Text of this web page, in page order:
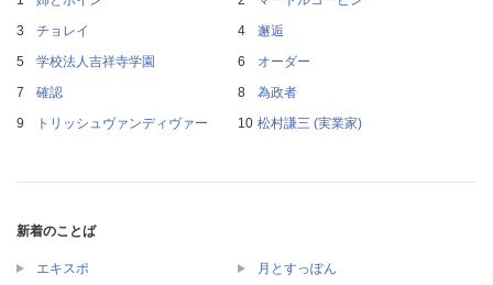
チョレイ
邂逅
学校法人吉祥寺学園
オーダー
確認
為政者
トリッシュヴァンディヴァー
松村謙三 (実業家)
新着のことば
エキスポ 月とすっぽん